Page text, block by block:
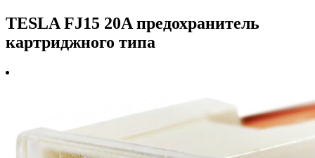
TESLA FJ15 20A предохранитель
картриджного типа